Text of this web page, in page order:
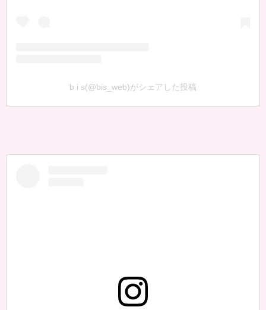
b i s(@bis_web)がシェアした投稿